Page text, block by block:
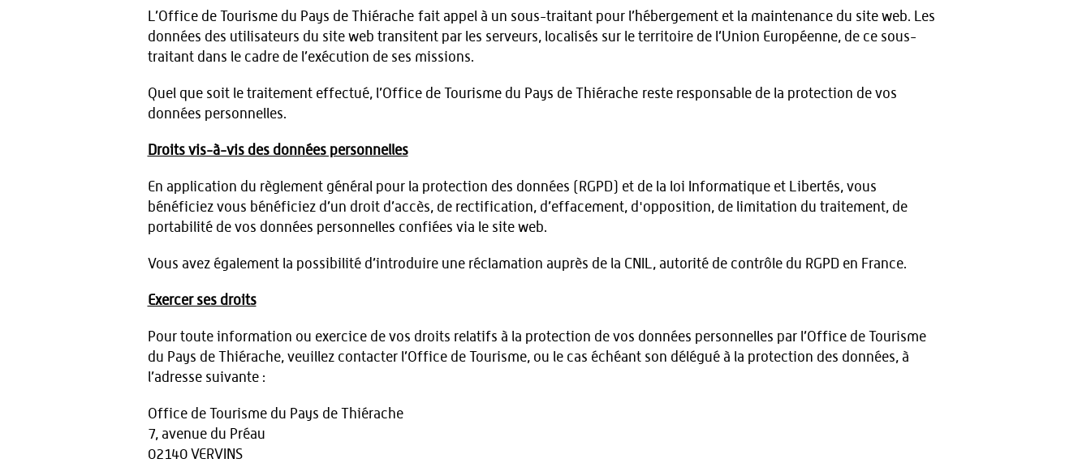
L’Office de Tourisme du Pays de Thiérache fait appel à un sous-traitant pour l’hébergement et la maintenance du site web. Les
données des utilisateurs du site web transitent par les serveurs, localisés sur le territoire de l’Union Européenne, de ce sous-
traitant dans le cadre de l’exécution de ses missions.
Quel que soit le traitement effectué, l’Office de Tourisme du Pays de Thiérache reste responsable de la protection de vos
données personnelles.
Droits vis-à-vis des données personnelles
En application du règlement général pour la protection des données (RGPD) et de la loi Informatique et Libertés, vous
bénéficiez vous bénéficiez d’un droit d’accès, de rectification, d’effacement, d'opposition, de limitation du traitement, de
portabilité de vos données personnelles confiées via le site web.
Vous avez également la possibilité d’introduire une réclamation auprès de la CNIL, autorité de contrôle du RGPD en France.
Exercer ses droits
Pour toute information ou exercice de vos droits relatifs à la protection de vos données personnelles par l’Office de Tourisme
du Pays de Thiérache, veuillez contacter l’Office de Tourisme, ou le cas échéant son délégué à la protection des données, à
l’adresse suivante :
Office de Tourisme du Pays de Thiérache
7, avenue du Préau
02140 VERVINS